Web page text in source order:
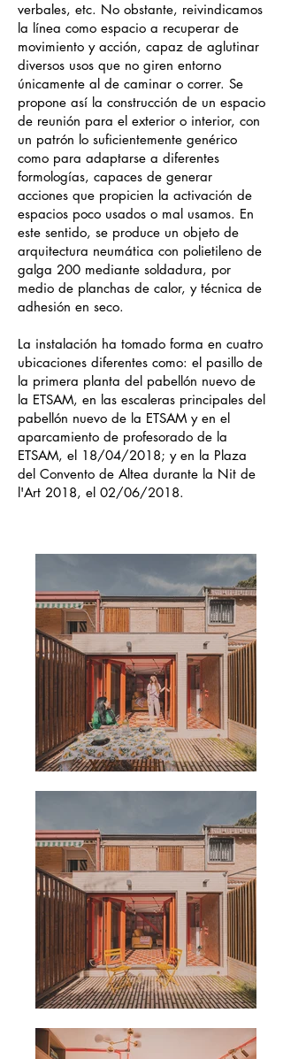
verbales, etc. No obstante, reivindicamos
la línea como espacio a recuperar de
movimiento y acción, capaz de aglutinar
diversos usos que no giren entorno
únicamente al de caminar o correr. Se
propone así la construcción de un espacio
de reunión para el exterior o interior, con
un patrón lo suficientemente genérico
como para adaptarse a diferentes
formologías, capaces de generar
acciones que propicien la activación de
espacios poco usados o mal usamos. En
este sentido, se produce un objeto de
arquitectura neumática con polietileno de
galga 200 mediante soldadura, por
medio de planchas de calor, y técnica de
adhesión en seco.
La instalación ha tomado forma en cuatro
ubicaciones diferentes como: el pasillo de
la primera planta del pabellón nuevo de
la ETSAM, en las escaleras principales del
pabellón nuevo de la ETSAM y en el
aparcamiento de profesorado de la
ETSAM, el 18/04/2018; y en la Plaza
del Convento de Altea durante la Nit de
l'Art 2018, el 02/06/2018.